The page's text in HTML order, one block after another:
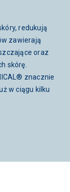
redukują
zawierają
oraz
skórę.
znacznie
w ciągu kilku